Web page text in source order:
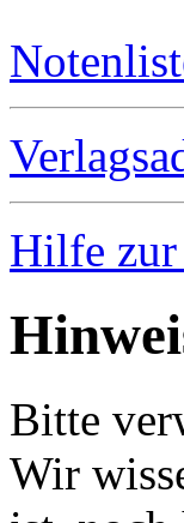
Hilfe zur
Bitte
Wir